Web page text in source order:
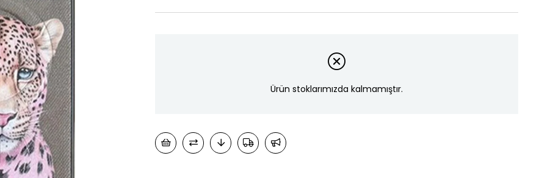
Ürün stoklarımızda kalmamıştır.